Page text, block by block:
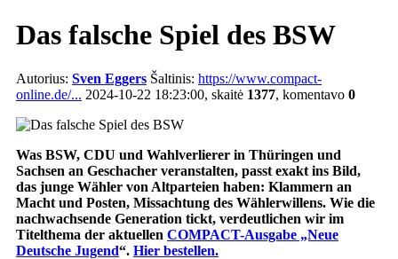
Das falsche Spiel des BSW
Autorius: Sven Eggers Šaltinis: https://www.compact-
online.de/... 2024-10-22 18:23:00, skaitė 1377, komentavo 0
Was BSW, CDU und Wahlverlierer in Thüringen und
Sachsen an Geschacher veranstalten, passt exakt ins Bild,
das junge Wähler von Altparteien haben: Klammern an
Macht und Posten, Missachtung des Wählerwillens. Wie die
nachwachsende Generation tickt, verdeutlichen wir im
Titelthema der aktuellen COMPACT-Ausgabe „Neue
Deutsche Jugend“. Hier bestellen.